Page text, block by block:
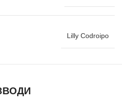
Lilly Codroipo